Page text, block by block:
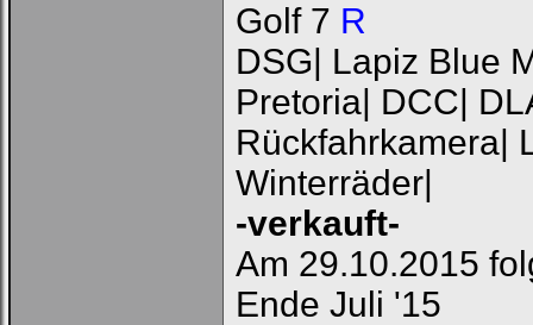
Golf 7 R
DSG| Lapiz Blue
Pretoria| DCC|
Rückfahrkamera|
Winterräder|
-verkauft-
Am 29.10.2015
Ende Juli '15